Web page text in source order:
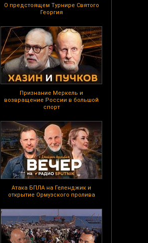
О предстоящем Турнире Святого
Георгия
Признание Меркель и
возвращение России в большой
спорт
Атака БПЛА на Геленджик и
открытие Ормузского пролива